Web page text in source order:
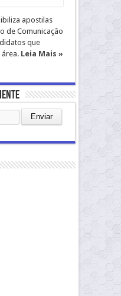
apostilas
de Comunicação
que
área. Leia Mais »